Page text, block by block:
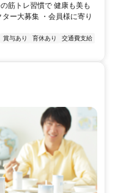
筋トレ習慣で 健康も美も
ー大募集 ・会員様に寄り
賞与あり 育休あり
交通費支給